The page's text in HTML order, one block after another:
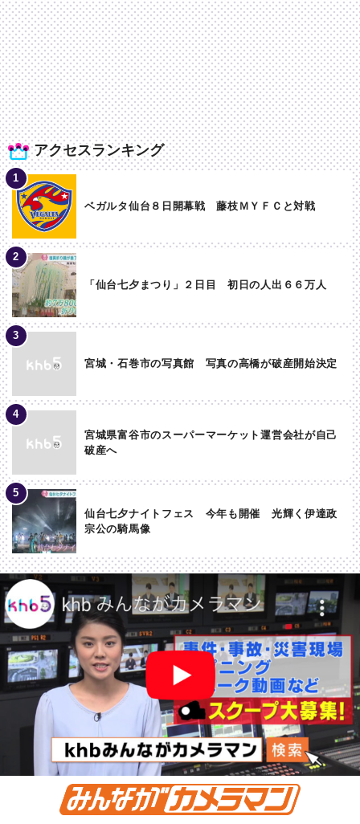
アクセスランキング
ベガルタ仙台８日開幕戦 藤枝ＭＹＦＣと対戦
「仙台七夕まつり」２日目 初日の人出６６万人
宮城・石巻市の写真館 写真の高橋が破産開始決定
宮城県富谷市のスーパーマーケット運営会社が自己
破産へ
仙台七夕ナイトフェス 今年も開催 光輝く伊達政
宗公の騎馬像